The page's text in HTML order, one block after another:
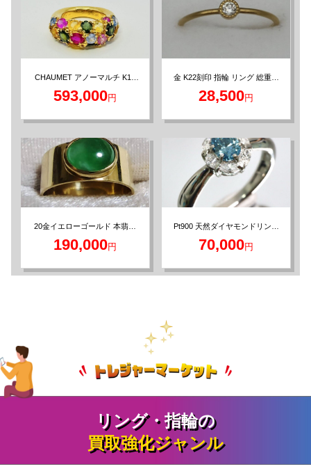
CHAUMET アノーマルチ K18
号
593,000円
金 K22刻印 指輪 リング 総重量
28,500円
20金イエローゴールド 本翡翠
190,000円
Pt900 天然ダイヤモンドリング
70,000円
クロムハーツ ロングPJリング
203,000円
K18 イエローゴールド リング
213,000円
リング・指輪の
買取強化ジャンル